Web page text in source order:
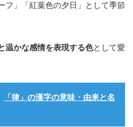
フ」「紅葉色の夕日」として季節
温かな感情を表現する色として愛
「律」の漢字の意味・由来と名